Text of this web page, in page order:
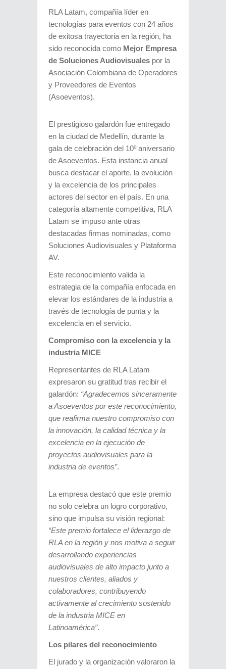
RLA Latam, compañía líder en
tecnologías para eventos con 24 años
de exitosa trayectoria en la región, ha
sido reconocida como Mejor Empresa
de Soluciones Audiovisuales por la
Asociación Colombiana de Operadores
y Proveedores de Eventos
(Asoeventos).
El prestigioso galardón fue entregado
en la ciudad de Medellín, durante la
gala de celebración del 10º aniversario
de Asoeventos. Esta instancia anual
busca destacar el aporte, la evolución
y la excelencia de los principales
actores del sector en el país. En una
categoría altamente competitiva, RLA
Latam se impuso ante otras
destacadas firmas nominadas, como
Soluciones Audiovisuales y Plataforma
AV.
Este reconocimiento valida la
estrategia de la compañía enfocada en
elevar los estándares de la industria a
través de tecnología de punta y la
excelencia en el servicio.
Compromiso con la excelencia y la
industria MICE
Representantes de RLA Latam
expresaron su gratitud tras recibir el
galardón: “Agradecemos sinceramente
a Asoeventos por este reconocimiento,
que reafirma nuestro compromiso con
la innovación, la calidad técnica y la
excelencia en la ejecución de
proyectos audiovisuales para la
industria de eventos”.
La empresa destacó que este premio
no solo celebra un logro corporativo,
sino que impulsa su visión regional:
“Este premio fortalece el liderazgo de
RLA en la región y nos motiva a seguir
desarrollando experiencias
audiovisuales de alto impacto junto a
nuestros clientes, aliados y
colaboradores, contribuyendo
activamente al crecimiento sostenido
de la industria MICE en
Latinoamérica”.
Los pilares del reconocimiento
El jurado y la organización valoraron la